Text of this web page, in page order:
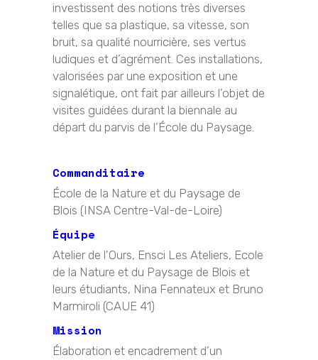
investissent des notions très diverses
telles que sa plastique, sa vitesse, son
bruit, sa qualité nourricière, ses vertus
ludiques et d’agrément. Ces installations,
valorisées par une exposition et une
signalétique, ont fait par ailleurs l’objet de
visites guidées durant la biennale au
départ du parvis de l’École du Paysage.
Commanditaire
École de la Nature et du Paysage de
Blois (INSA Centre-Val-de-Loire)
Équipe
Atelier de l'Ours, Ensci Les Ateliers, Ecole
de la Nature et du Paysage de Blois et
leurs étudiants, Nina Fennateux et Bruno
Marmiroli (CAUE 41)
Mission
Élaboration et encadrement d’un